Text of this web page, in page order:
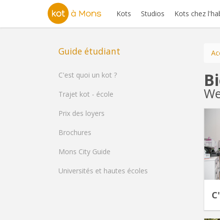
Kots Studios Kots chez
Guide étudiant
C'est quoi un kot ?
Trajet kot - école
Prix des loyers
Brochures
Mons City Guide
Universités et hautes écoles